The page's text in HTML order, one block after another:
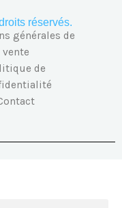
réservés.
générales de
vente
de